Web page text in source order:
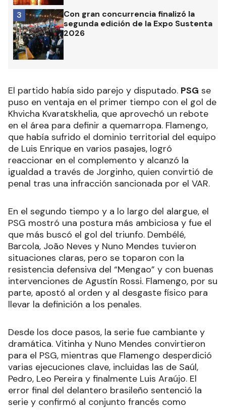
Con gran concurrencia finalizó la
segunda edición de la Expo Sustenta
2026
3
El partido había sido parejo y disputado. PSG se
puso en ventaja en el primer tiempo con el gol de
Khvicha Kvaratskhelia, que aprovechó un rebote
en el área para definir a quemarropa. Flamengo,
que había sufrido el dominio territorial del equipo
de Luis Enrique en varios pasajes, logró
reaccionar en el complemento y alcanzó la
igualdad a través de Jorginho, quien convirtió de
penal tras una infracción sancionada por el VAR.
En el segundo tiempo y a lo largo del alargue, el
PSG mostró una postura más ambiciosa y fue el
que más buscó el gol del triunfo. Dembélé,
Barcola, João Neves y Nuno Mendes tuvieron
situaciones claras, pero se toparon con la
resistencia defensiva del “Mengao” y con buenas
intervenciones de Agustín Rossi. Flamengo, por su
parte, apostó al orden y al desgaste físico para
llevar la definición a los penales.
Desde los doce pasos, la serie fue cambiante y
dramática. Vitinha y Nuno Mendes convirtieron
para el PSG, mientras que Flamengo desperdició
varias ejecuciones clave, incluidas las de Saúl,
Pedro, Leo Pereira y finalmente Luis Araújo. El
error final del delantero brasileño sentenció la
serie y confirmó al conjunto francés como